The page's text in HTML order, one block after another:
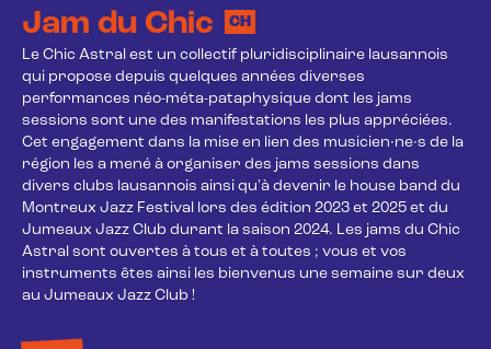
Jam du Chic
CH
Le Chic Astral est un collectif pluridisciplinaire lausannois
qui propose depuis quelques années diverses
performances néo-méta-pataphysique dont les jams
sessions sont une des manifestations les plus appréciées.
Cet engagement dans la mise en lien des musicien·ne·s de la
région les a mené à organiser des jams sessions dans
divers clubs lausannois ainsi qu'à devenir le house band du
Montreux Jazz Festival lors des édition 2023 et 2025 et du
Jumeaux Jazz Club durant la saison 2024.‍ Les jams du Chic
Astral sont ouvertes à tous et à toutes ; vous et vos
instruments êtes ainsi les bienvenus une semaine sur deux
au Jumeaux Jazz Club !